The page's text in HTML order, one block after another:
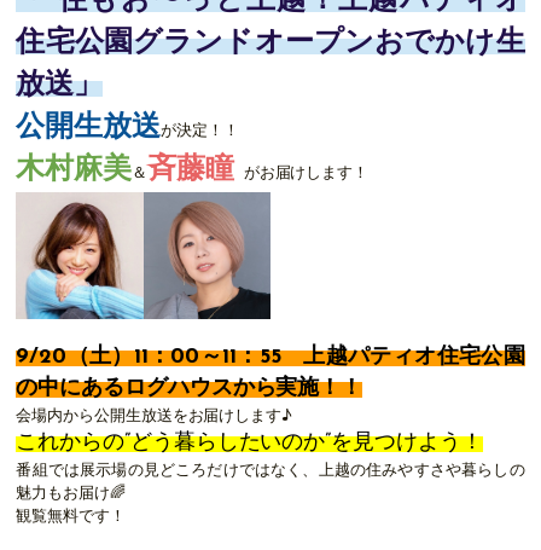
住宅公園グランドオープンおでかけ生
放送」
公開生放送が決定！！
木村麻美＆斉藤瞳 がお届けします！
9/20（土）11：00～11：55 上越パティオ住宅公園
の中にあるログハウスから実施！！
会場内から公開生放送をお届けします♪
これからの”どう暮らしたいのか”を見つけよう！
番組では展示場の見どころだけではなく、上越の住みやすさや暮らしの
魅力もお届け🌈
観覧無料です！